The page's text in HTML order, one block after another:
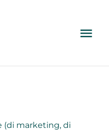
(di marketing, di